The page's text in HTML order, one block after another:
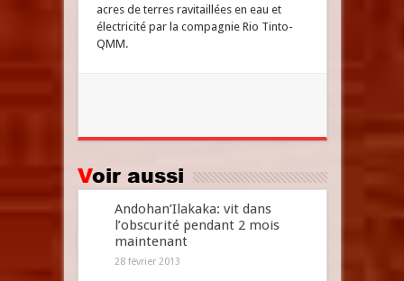
acres de terres ravitaillées en eau et
électricité par la compagnie Rio Tinto-
QMM.
Voir aussi
Andohan’Ilakaka: vit dans
l’obscurité pendant 2 mois
maintenant
28 février 2013